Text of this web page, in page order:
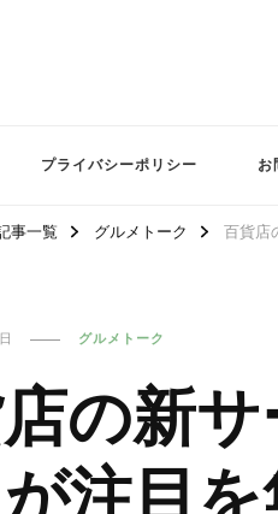
プライバシーポリシー お
事一覧 グルメトーク 百貨店
グルメトーク
の新
注目